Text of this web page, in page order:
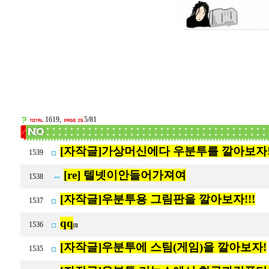
1619, 5/81
1539 [자작글]가상머신에다 우분투를 깔아보
1538 [re] 텔넷이안들어가져여
1537 [자작글]우분투용 그림판을 깔아보자!!!
1536 qq [1]
1535 [자작글]우분투에 스팀(게임)을 깔아보자!